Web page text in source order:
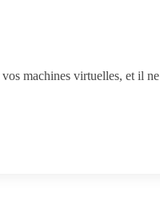
machines virtuelles, et il ne